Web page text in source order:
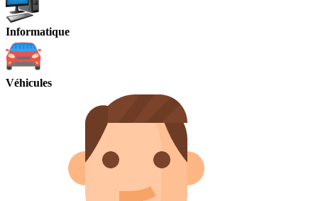
Informatique
Véhicules